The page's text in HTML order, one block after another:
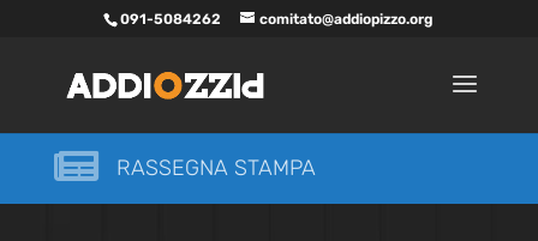
091-5084262 comitato@addiopizzo.org
 RASSEGNA STAMPA